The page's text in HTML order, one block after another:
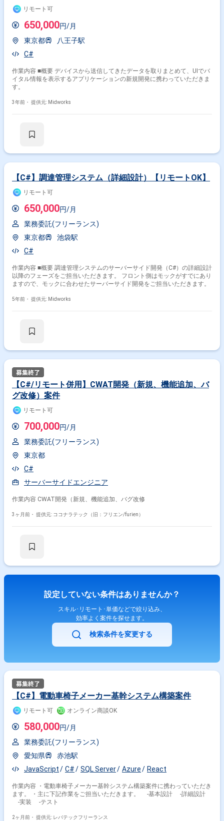
リモート可
650,000円/月
東京都
八王子駅
C#
作業内容 ■概要 デバイスから送信してきたデータを取りまとめて、UIでバ
イタル情報を表示するアプリケーションの新規開発に携わっていただきま
す。
3年前・ 提供元: Midworks
【C#】調達管理システム（詳細設計）【リモートOK】
リモート可
650,000円/月
業務委託(フリーランス)
東京都
池袋駅
C#
作業内容 ■概要 調達管理システムのサーバーサイド開発（C#）の詳細設計
以降のフェーズをご担当いただきます。 フロント側はモックがすでにあり
ますので、モックに合わせたサーバーサイド開発をご担当いただきます。
5年前・ 提供元: Midworks
【C#/リモート併用】CWAT開発（新規、機能追加、バ
グ改修）案件
リモート可
700,000円/月
業務委託(フリーランス)
東京都
C#
サーバーサイドエンジニア
作業内容 CWAT開発（新規、機能追加、バグ改修
3ヶ月前・ 提供元: ココナラテック（旧：フリエン/furien）
設定していない条件はありませんか？
スキル･リモート･単価などで絞り込み、
効率よく案件を探せます。
検索条件を変更する
【C#】電動車椅子メーカー基幹システム構築案件
リモート可 オンライン商談OK
580,000円/月
業務委託(フリーランス)
愛知県
赤池駅
JavaScript
C# SQL Server Azure React
作業内容 ・電動車椅子メーカー基幹システム構築案件に携わっていただき
ます。 ・主に下記作業をご担当いただきます。 -基本設計 -詳細設計
-実装 -テスト
2ヶ月前・ 提供元: レバテックフリーランス